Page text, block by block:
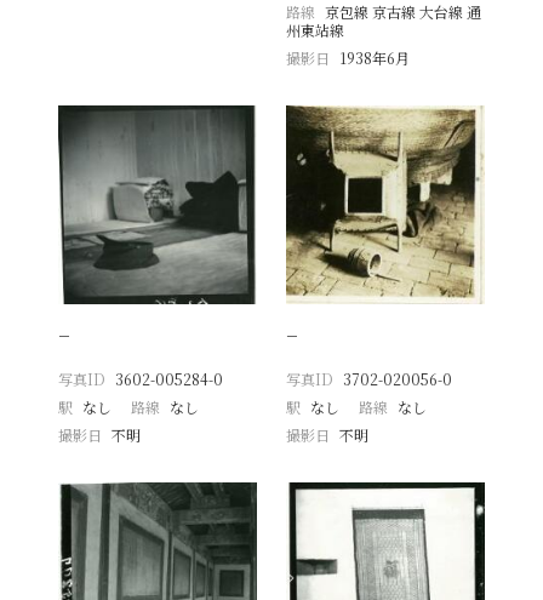
路線 京包線 京古線 大台線 通
州東站線
撮影日
1938年6月
−
写真ID 3602-005284-0
駅 なし 路線 なし
撮影日
不明
−
写真ID 3702-020056-0
駅 なし 路線 なし
撮影日 不明